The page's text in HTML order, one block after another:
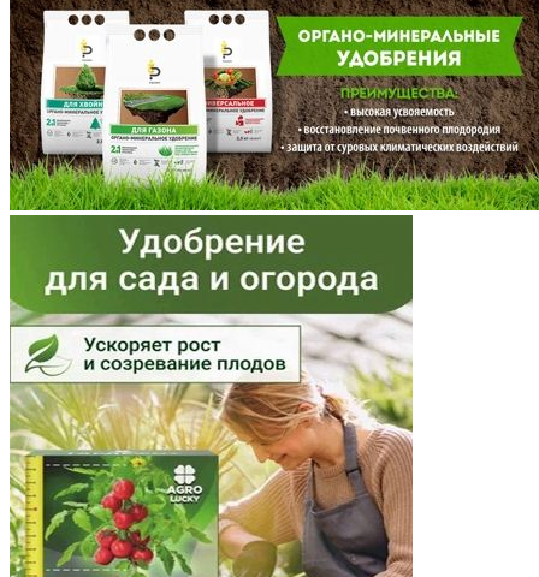
Мордовия
Московская область
Мурманская область
Ненецкий АО
Нижегородская область
Новгородская область
Новосибирская область
Омская область
Оренбургская область
Орловская область
Пензенская область
Пермский край